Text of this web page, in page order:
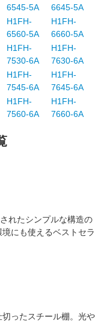
6545-5A
6645-5A
H1FH-
6560-5A
H1FH-
6660-5A
H1FH-
7530-6A
H1FH-
7630-6A
H1FH-
7545-6A
H1FH-
7645-6A
H1FH-
7560-6A
H1FH-
7660-6A
れたシンプルな構造の
にも使えるベストセラ
った スチール棚。 光や